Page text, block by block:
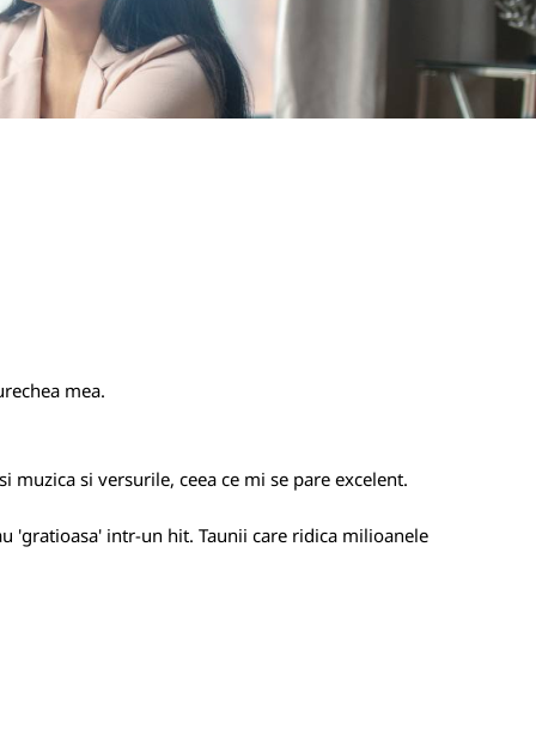
mea.
muzica si versurile, ceea ce mi se pare excelent.
'gratioasa' intr-un hit. Taunii care ridica milioanele